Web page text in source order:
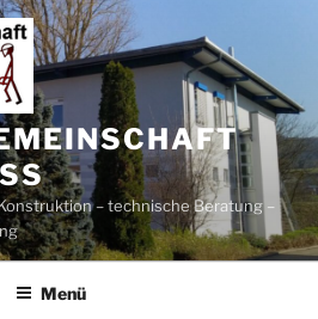
– technische Beratung –
Menü